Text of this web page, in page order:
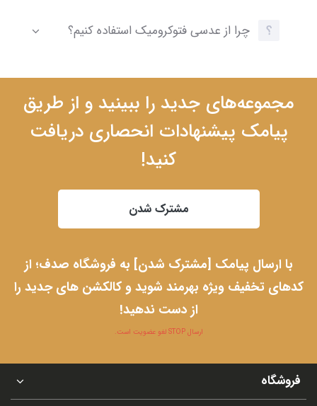
چرا از عدسی فتوکرومیک استفاده کنیم؟
مجموعه‌های جدید را ببینید و از طریق
پیامک پیشنهادات انحصاری دریافت
کنید!
مشترک شدن
با ارسال پیامک [مشترک شدن] به فروشگاه صدف؛ از
کدهای تخفیف ویژه بهرمند شوید و کالکشن های جدید را
از دست ندهید!
ارسال STOP لغو عضویت است.
فروشگاه